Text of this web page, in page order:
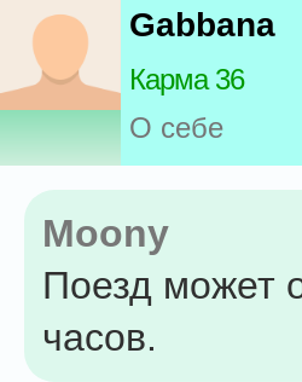
Gabbana
Карма 36
О себе
Moony
Поезд может
часов.